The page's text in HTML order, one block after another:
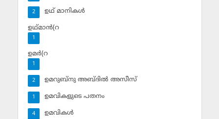
ഉഥ് മാനികള്‍
2
ഉഥ്മാന്‍(റ
1
ഉമര്‍(റ
1
ഉമറുബ്‌നു അബ്ദില്‍ അസീസ്‌
2
ഉമവികളുടെ പതനം
1
ഉമവികള്‍
4